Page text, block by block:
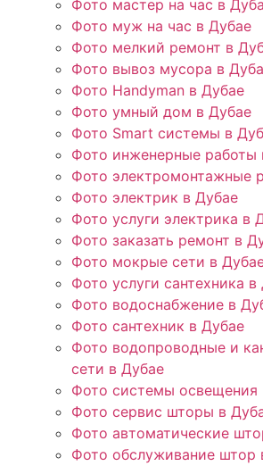
Фото мастер на час в
Фото муж на час в Дубае
Фото мелкий ремонт в
Фото вывоз мусора в
Фото Handyman в Дубае
Фото умный дом в Дубае
Фото Smart системы в
Фото инженерные работы
Фото электромонтажные
Фото электрик в Дубае
Фото услуги электрика в
Фото заказать ремонт в
Фото мокрые сети в
Фото услуги сантехника в
Фото водоснабжение в
Фото сантехник в Дубае
Фото водопроводные и
сети в Дубае
Фото системы освещения
Фото сервис шторы в
Фото автоматические
Фото обслуживание штор